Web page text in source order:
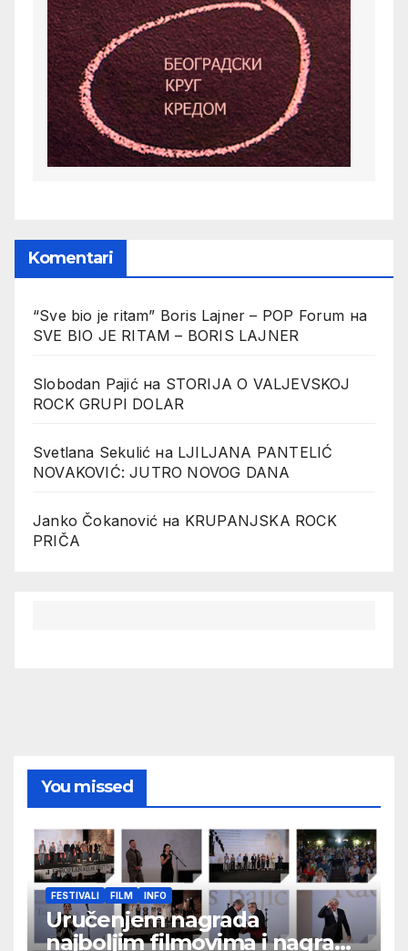
Komentari
“Sve bio je ritam” Boris Lajner – POP Forum на
SVE BIO JE RITAM – BORIS LAJNER
Slobodan Pajićна STORIJA O VALJEVSKOJ
ROCK GRUPI DOLAR
Svetlana Sekulić на LJILJANA PANTELIĆ
NOVAKOVIĆ: JUTRO NOVOG DANA
Janko Čokanović на KRUPANJSKA ROCK
PRIČA
You missed
FESTIVALI FILM INFO
Uručenjem nagrada
najboljim filmovima i nagrade